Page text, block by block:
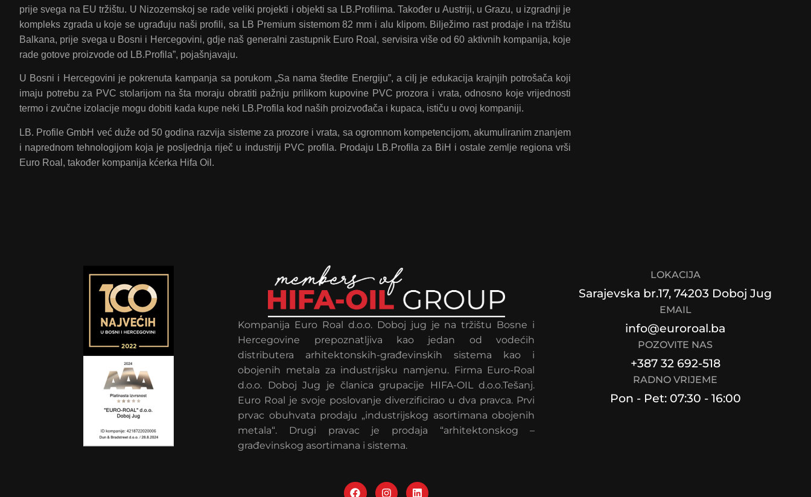
prije svega na EU tržištu. U Nizozemskoj se rade veliki projekti i objekti sa LB.Profilima. Također u Austriji, u Grazu, u izgradnji je
kompleks zgrada u koje se ugrađuju naši profili, sa LB Premium sistemom 82 mm i alu klipom. Bilježimo rast prodaje i na tržištu
Balkana, prije svega u Bosni i Hercegovini, gdje naš generalni zastupnik Euro Roal, servisira više od 60 aktivnih kompanija, koje
rade gotove proizvode od LB.Profila”, pojašnjavaju.
U Bosni i Hercegovini je pokrenuta kampanja sa porukom „Sa nama štedite Energiju”, a cilj je edukacija krajnjih potrošača koji
imaju potrebu za PVC stolarijom na šta moraju obratiti pažnju prilikom kupovine PVC prozora i vrata, odnosno koje vrijednosti
termo i zvučne izolacije mogu dobiti kada kupe neki LB.Profila kod naših proizvođača i kupaca, ističu u ovoj kompaniji.
LB. Profile GmbH već duže od 50 godina razvija sisteme za prozore i vrata, sa ogromnom kompetencijom, akumuliranim znanjem
i naprednom tehnologijom koja je posljednja riječ u industriji PVC profila. Prodaju LB.Profila za BiH i ostale zemlje regiona vrši
Euro Roal, također kompanija kćerka Hifa Oil.
Kompanija Euro Roal d.o.o. Doboj jug je na tržištu Bosne i
Hercegovine prepoznatljiva kao jedan od vodećih
distributera arhitektonskih-građevinskih sistema kao i
obojenih metala za industrijsku namjenu. Firma Euro-Roal
d.o.o. Doboj Jug je članica grupacije HIFA-OIL d.o.o.Tešanj.
Euro Roal je svoje poslovanje diverzificirao u dva pravca. Prvi
prvac obuhvata prodaju „industrijskog asortimana obojenih
metala“. Drugi pravac je prodaja “arhitektonskog –
građevinskog asortimana i sistema.
LOKACIJA
Sarajevska br.17, 74203 Doboj Jug
EMAIL
info@euroroal.ba
POZOVITE NAS
+387 32 692-518
RADNO VRIJEME
Pon - Pet: 07:30 - 16:00